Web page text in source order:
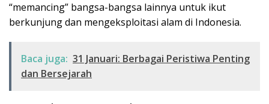
“memancing” bangsa-bangsa lainnya untuk ikut
berkunjung dan mengeksploitasi alam di Indonesia.
Baca juga: 31 Januari: Berbagai Peristiwa Penting
dan Bersejarah